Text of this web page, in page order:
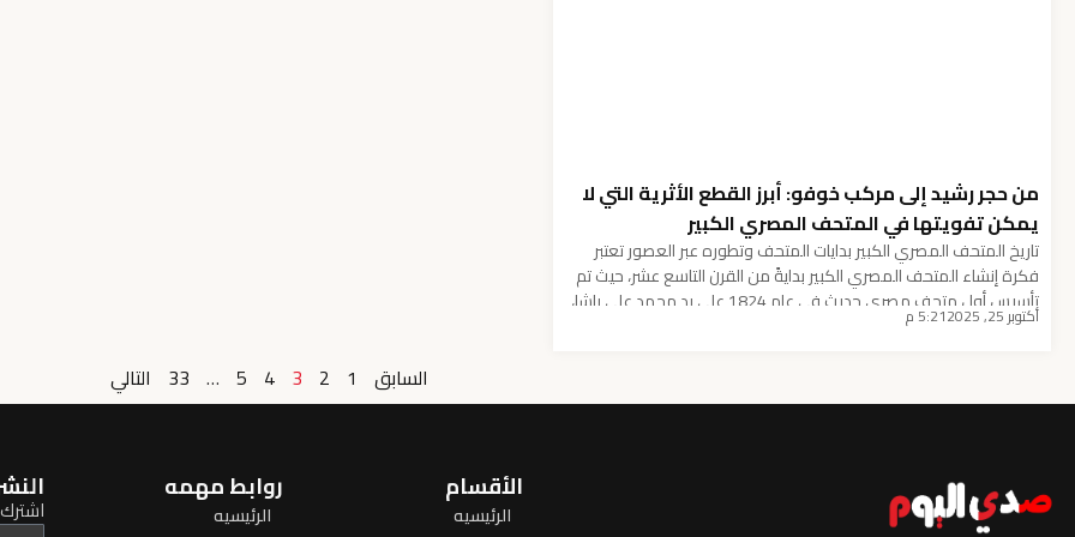
من حجر رشيد إلى مركب خوفو: أبرز القطع الأثرية التي لا
يمكن تفويتها في المتحف المصري الكبير
تاريخ المتحف المصري الكبير بدايات المتحف وتطوره عبر العصور تعتبر
فكرة إنشاء المتحف المصري الكبير بدايةً من القرن التاسع عشر، حيث تم
تأسيس أول متحف مصري حديث في عام 1824 على يد محمد علي باشا،
وكان ذلك في قصره في القاهرة. هذا المتحف كان ملتقى ليس للآثار
أكتوبر 25, 2025 5:21 م
السابق 1
2
3
4
5
…
33 التالي
الأقسام
الرئيسيه
روابط مهمه
الرئيسيه